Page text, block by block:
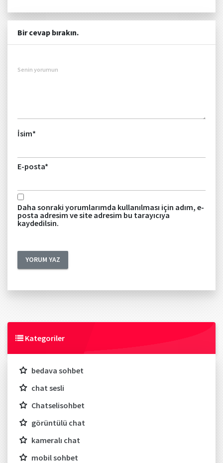
Bir cevap bırakın.
Senin yorumun
İsim*
E-posta*
Daha sonraki yorumlarımda kullanılması için adım, e-
posta adresim ve site adresim bu tarayıcıya
kaydedilsin.
Kategoriler
bedava sohbet
chat sesli
Chatselisohbet
görüntülü chat
kameralı chat
mobil sohbet